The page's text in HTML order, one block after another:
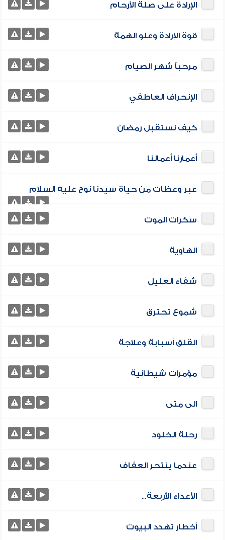
الإرادة على صلة الأرحام
قوة الإرادة وعلو الهمة
مرحباً شهر الصيام
الإنحراف العاطفي
كيف نستقبل رمضان
أعمارنا أعمالنا
عبر وعظات من حياة سيدنا نوح عليه السلام
سكرات الموت
الهاوية
شفاء العليل
شموع تحترق
القلق أسبابة وعلاجة
مؤمرات شيطانية
الى متى
رحلة الخلود
عندما ينتحر العفاف
الأعداء الأربعة..
أخطار تهدد البيوت